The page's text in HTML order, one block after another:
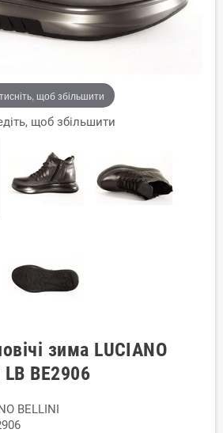
щоб збільшити
щоб збільшити
зима LUCIANO
LB BE2906
BELLINI